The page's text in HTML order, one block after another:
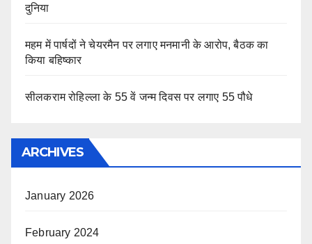
दुनिया
महम में पार्षदों ने चेयरमैन पर लगाए मनमानी के आरोप, बैठक का
किया बहिष्कार
सीलकराम रोहिल्ला के 55 वें जन्म दिवस पर लगाए 55 पौधे
ARCHIVES
January 2026
February 2024